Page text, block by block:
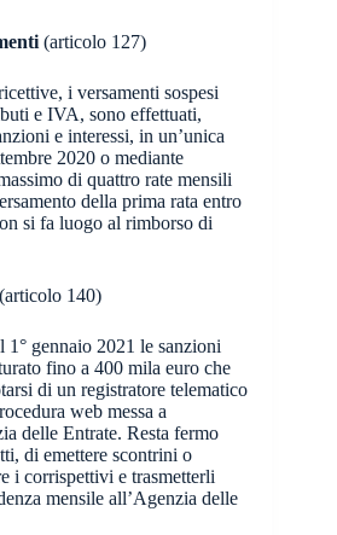
(articolo 127)
i versamenti sospesi
e IVA, sono effettuati,
e interessi, in un’unica
2020 o mediante
di quattro rate mensili
della prima rata entro
si fa luogo al rimborso di
(articolo 140)
1° gennaio 2021 le sanzioni
fino a 400 mila euro che
di un registratore telematico
web messa a
delle Entrate. Resta fermo
di emettere scontrini o
i corrispettivi e trasmetterli
mensile all’Agenzia delle